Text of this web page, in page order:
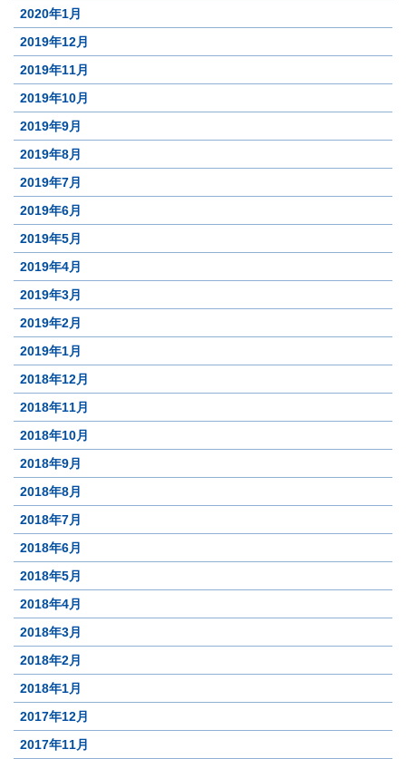
2020年1月
2019年12月
2019年11月
2019年10月
2019年9月
2019年8月
2019年7月
2019年6月
2019年5月
2019年4月
2019年3月
2019年2月
2019年1月
2018年12月
2018年11月
2018年10月
2018年9月
2018年8月
2018年7月
2018年6月
2018年5月
2018年4月
2018年3月
2018年2月
2018年1月
2017年12月
2017年11月